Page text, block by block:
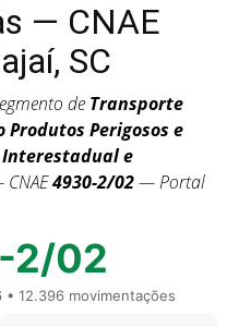
— CNAE
SC
de Transporte
Produtos Perigosos e
e
4930-2/02— Portal
2/02
• 12.396 movimentações